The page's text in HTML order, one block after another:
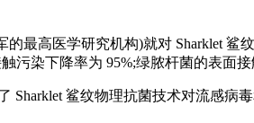
高医学研究机构)就对 Sharklet 鲨
染下降率为 95%;绿脓杆菌的表面接
鲨纹物理抗菌技术对流感病毒